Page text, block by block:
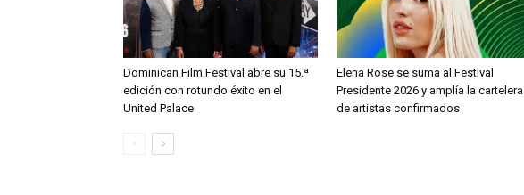
Dominican Film Festival abre su 15.ª
edición con rotundo éxito en el
United Palace
Elena Rose se suma al Festival
Presidente 2026 y amplía la cartelera
de artistas confirmados